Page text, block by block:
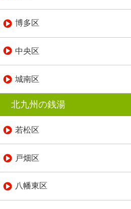
博多区
中央区
城南区
北九州の銭湯
若松区
戸畑区
八幡東区